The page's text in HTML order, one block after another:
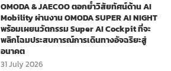
OMODA & JAECOO ตอกย้ำวิสัยทัศน์ด้าน AI
Mobility ผ่านงาน OMODA SUPER AI NIGHT
พร้อมเผยนวัตกรรม Super AI Cockpit ที่จะ
พลิกโฉมประสบการณ์การเดินทางอัจฉริยะสู่
อนาคต
31 July 2026